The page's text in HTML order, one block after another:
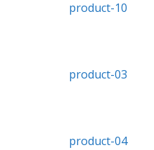
product-10
product-03
product-04